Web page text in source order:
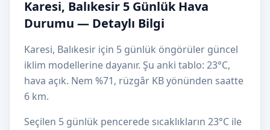
Karesi, Balıkesir 5 Günlük Hava
Durumu — Detaylı Bilgi
Karesi, Balıkesir için 5 günlük öngörüler güncel
iklim modellerine dayanır. Şu anki tablo: 23°C,
hava açık. Nem %71, rüzgâr KB yönünden saatte
6 km.
Seçilen 5 günlük pencerede sıcaklıkların 23°C ile